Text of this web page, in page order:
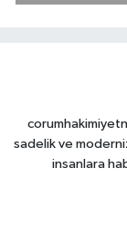
sadelik ve
insanlara